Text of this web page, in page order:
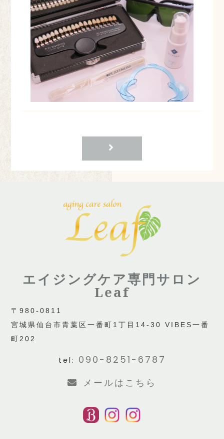
エイジングケア専門サロン
Leaf
〒980-0811
宮城県仙台市青葉区一番町1丁目14-30 VIBES一番
町202
tel: 090-8251-6787
メールはこちら